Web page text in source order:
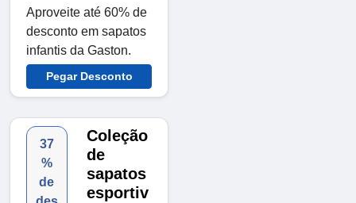
Aproveite até 60% de
desconto em sapatos
infantis da Gaston.
Pegar Desconto
37
%
de
Coleção
de
sapatos
esportiv